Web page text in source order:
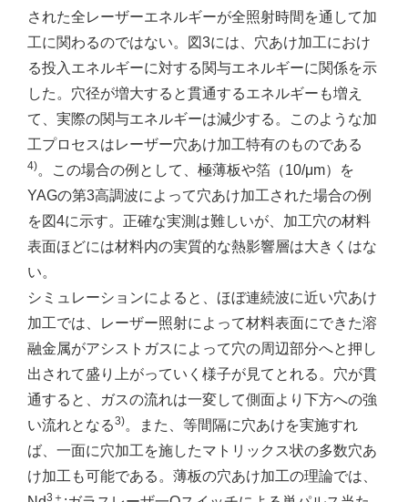
された全レーザーエネルギーが全照射時間を通して加
工に関わるのではない。図3には、穴あけ加工におけ
る投入エネルギーに対する関与エネルギーに関係を示
した。穴径が増大すると貫通するエネルギーも増え
て、実際の関与エネルギーは減少する。このような加
工プロセスはレーザー穴あけ加工特有のものである
4)。この場合の例として、極薄板や箔（10/μm）を
YAGの第3高調波によって穴あけ加工された場合の例
を図4に示す。正確な実測は難しいが、加工穴の材料
表面ほどには材料内の実質的な熱影響層は大きくはな
い。
シミュレーションによると、ほぼ連続波に近い穴あけ
加工では、レーザー照射によって材料表面にできた溶
融金属がアシストガスによって穴の周辺部分へと押し
出されて盛り上がっていく様子が見てとれる。穴が貫
通すると、ガスの流れは一変して側面より下方への強
い流れとなる3)。また、等間隔に穴あけを実施すれ
ば、一面に穴加工を施したマトリックス状の多数穴あ
け加工も可能である。薄板の穴あけ加工の理論では、
3＋